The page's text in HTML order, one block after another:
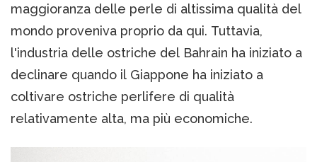
maggioranza delle perle di altissima qualità del
mondo proveniva proprio da qui. Tuttavia,
l'industria delle ostriche del Bahrain ha iniziato a
declinare quando il Giappone ha iniziato a
coltivare ostriche perlifere di qualità
relativamente alta, ma più economiche.